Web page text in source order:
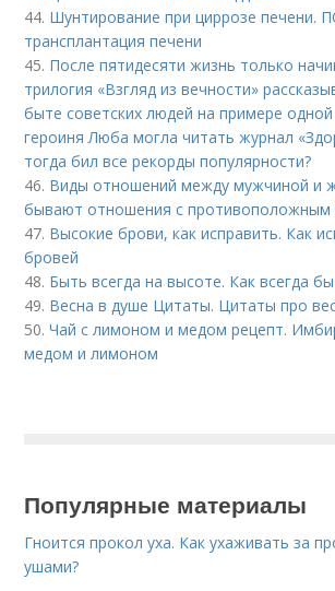
44. Шунтирование при циррозе печени.
трансплантация печени
45. После пятидесяти жизнь только
трилогия «Взгляд из вечности»
быте советских людей на примере
героиня Люба могла читать журнал
тогда бил все рекорды популярности?
46. Виды отношений между мужчиной и
бывают отношения с противоположным
47. Высокие брови, как исправить. Как
бровей
48. Быть всегда на высоте. Как всегда
49. Весна в душе Цитаты. Цитаты про
50.Чай с лимоном и медом рецепт.
медом и лимоном
Популярные материалы
Гноится прокол уха. Как ухаживать за
ушами?